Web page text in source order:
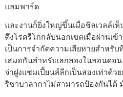
แลมพาร์ด
และงานก็ยิ่งใหญ่ขึ้นเมื่อชิลเวลล์เห็
ดึงโรดรีโกกลับนอกเขตเมื่อผ่านเข้
เป็นการจำกัดความเสียหายสำหรั
เสมอกันสำหรับเลกสองในลอนดอ
จ่าฝูงแชมเปี้ยนส์ลีกเป็นสองเท่าด้ว
ริซาบาลากาไม่สามารถป้องกันได้